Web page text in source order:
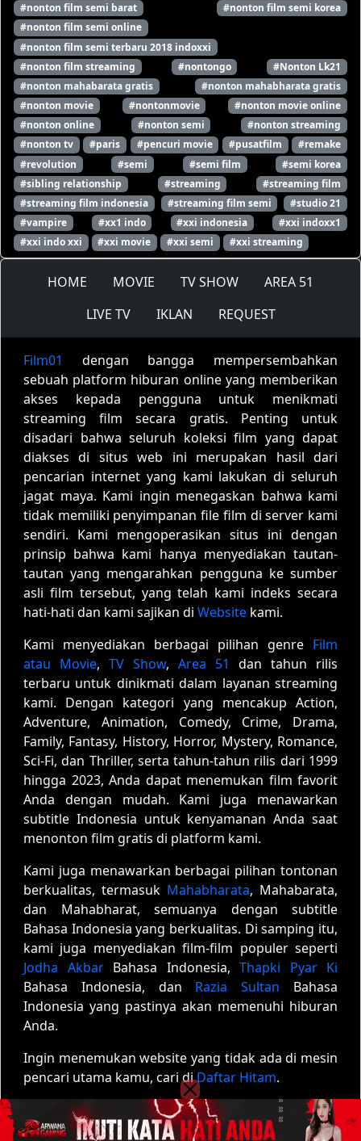
#nonton film semi barat
#nonton film semi korea
#nonton film semi online
#nonton film semi terbaru 2018 indoxxi
#nonton film streaming
#nontongo
#Nonton Lk21
#nonton mahabarata gratis
#nonton mahabharata gratis
#nonton movie
#nontonmovie
#nonton movie online
#nonton online
#nonton semi
#nonton streaming
#nonton tv
#paris #pencuri movie #pusatfilm
#remake
#revolution
#semi #semi film
#semi korea
#sibling relationship
#streaming
#streaming film
#streaming film indonesia
#streaming film semi
#studio 21
#vampire
#xx1 indo #xxi indonesia
#xxi indoxx1
#xxi indo xxi
#xxi movie #xxi semi #xxi streaming
HOME MOVIE TV SHOW
AREA 51
LIVE TV
IKLAN REQUEST
Film01
dengan bangga mempersembahkan
sebuah platform hiburan online yang memberikan
akses kepada pengguna untuk menikmati
streaming film secara gratis. Penting untuk
disadari bahwa seluruh koleksi film yang dapat
diakses di situs web ini merupakan hasil dari
pencarian internet yang kami lakukan di seluruh
jagat maya. Kami ingin menegaskan bahwa kami
tidak memiliki penyimpanan file film di server kami
sendiri. Kami mengoperasikan situs ini dengan
prinsip bahwa kami hanya menyediakan tautan-
tautan yang mengarahkan pengguna ke sumber
asli film tersebut, yang telah kami indeks secara
hati-hati dan kami sajikan di Website kami.
Kami menyediakan berbagai pilihan genre Film
atau Movie, TV Show, Area 51
dan tahun rilis
terbaru untuk dinikmati dalam layanan streaming
kami. Dengan kategori yang mencakup Action,
Adventure, Animation, Comedy, Crime, Drama,
Family, Fantasy, History, Horror, Mystery, Romance,
Sci-Fi, dan Thriller, serta tahun-tahun rilis dari 1999
hingga 2023, Anda dapat menemukan film favorit
Anda dengan mudah. Kami juga menawarkan
subtitle Indonesia untuk kenyamanan Anda saat
menonton film gratis di platform kami.
Kami juga menawarkan berbagai pilihan tontonan
berkualitas, termasuk Mahabharata, Mahabarata,
dan Mahabharat, semuanya dengan subtitle
Bahasa Indonesia yang berkualitas. Di samping itu,
kami juga menyediakan film-film populer seperti
Jodha AkbarBahasa Indonesia, Thapki Pyar Ki
Bahasa Indonesia, dan Razia Sultan Bahasa
Indonesia yang pastinya akan memenuhi hiburan
Anda.
Ingin menemukan website yang tidak ada di mesin
pencari utama kamu, cari diDaftar Hitam.
Copyright © 2020 - 2026Film01| All rights reserved